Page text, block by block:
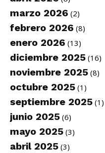
marzo 2026 (2)
febrero 2026 (8)
enero 2026 (13)
diciembre 2025 (16)
noviembre 2025 (8)
octubre 2025 (1)
septiembre 2025 (1)
junio 2025 (6)
mayo 2025 (3)
abril 2025 (3)